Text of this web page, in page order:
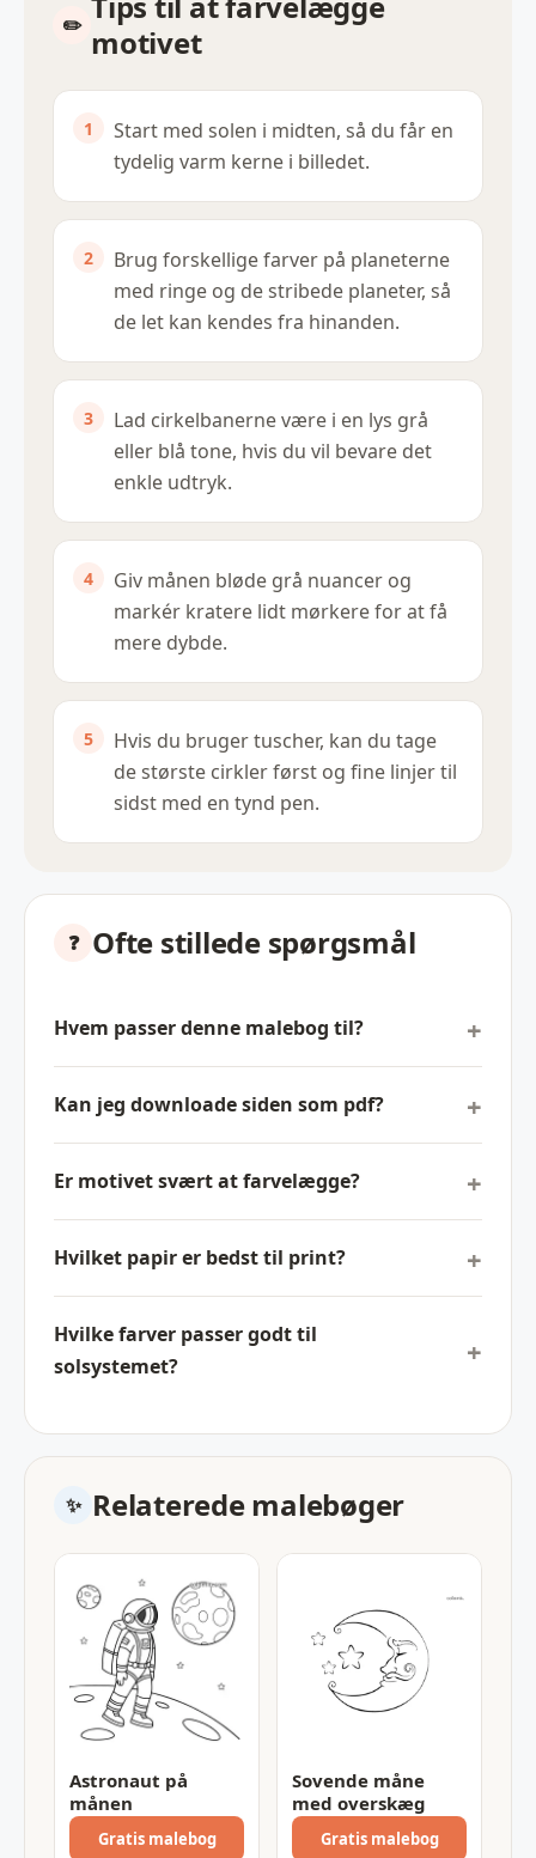
motivet
Start med solen i midten, så du får en
tydelig varm kerne i billedet.
Brug forskellige farver på planeterne
med ringe og de stribede planeter, så
de let kan kendes fra hinanden.
Lad cirkelbanerne være i en lys grå
eller blå tone, hvis du vil bevare det
enkle udtryk.
Giv månen bløde grå nuancer og
markér kratere lidt mørkere for at få
mere dybde.
Hvis du bruger tuscher, kan du tage
de største cirkler først og fine linjer til
sidst med en tynd pen.
Ofte stillede spørgsmål
Hvem passer denne malebog til?
Kan jeg downloade siden som pdf?
Er motivet svært at farvelægge?
Hvilket papir er bedst til print?
Hvilke farver passer godt til
solsystemet?
Relaterede malebøger
Astronaut på
månen
Gratis malebog
Sovende måne
med overskæg
Gratis malebog